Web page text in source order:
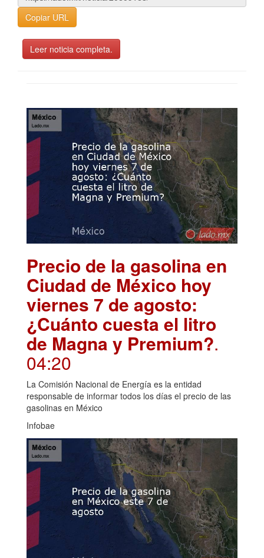
Copiar URL
Leer noticia completa.
Precio de la gasolina en
Ciudad de México hoy
viernes 7 de agosto:
¿Cuánto cuesta el litro
de Magna y Premium?.
04:20
La Comisión Nacional de Energía es la entidad
responsable de informar todos los días el precio de las
gasolinas en México
Infobae